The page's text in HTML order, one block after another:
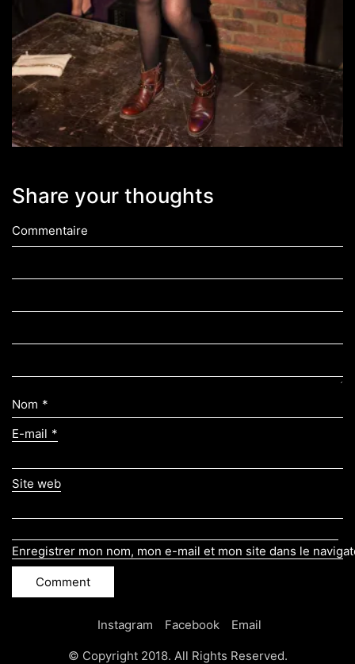
Share your thoughts
Commentaire
Nom *
E-mail *
Site web
Enregistrer mon nom, mon e-mail et mon site dans le
Instagram Facebook Email
© Copyright 2018. All Rights Reserved.